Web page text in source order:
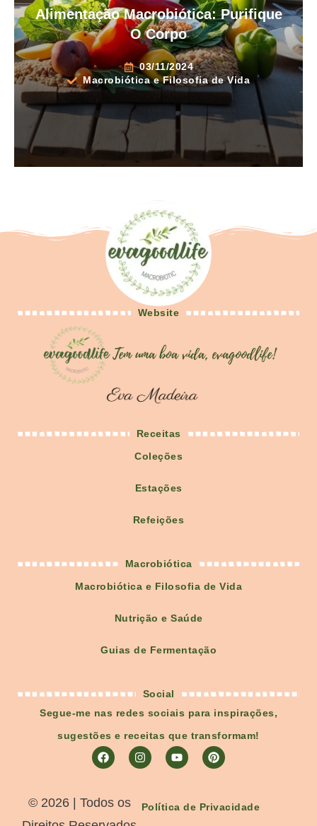
Alimentação Macrobiótica: Purifique
O Corpo
03/11/2024
Macrobiótica e Filosofia de Vida
Website
Receitas
Coleções
Estações
Refeições
Macrobiótica
Macrobiótica e Filosofia de Vida
Nutrição e Saúde
Guias de Fermentação
Social
Segue-me nas redes sociais para inspirações,
sugestões e receitas que transformam!
©️ 2026 | Todos os
Política de Privacidade